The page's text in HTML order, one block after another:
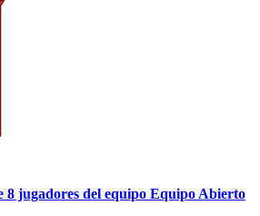
8 jugadores del equipo Equipo Abierto